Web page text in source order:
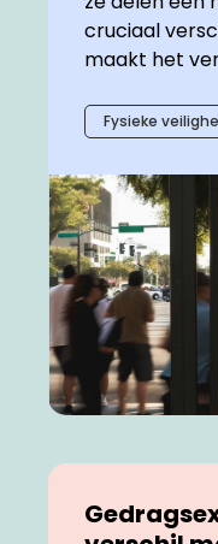
cruciaal
maakt het
Fysieke